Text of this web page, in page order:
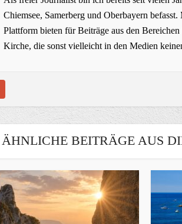
Chiemsee, Samerberg und Oberbayern
Plattform bieten für Beiträge aus den
Kirche, die sonst vielleicht in den Medien
ÄHNLICHE BEITRÄGE AUS